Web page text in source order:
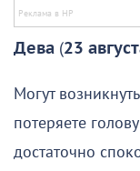
Дева (23
Могут
потеряете
достаточно